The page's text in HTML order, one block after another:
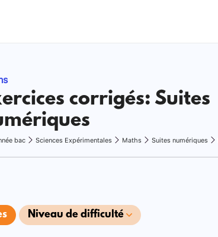
corrigés: Suites
bac Sciences Expérimentales Maths Suites numériques
Niveau de difficulté